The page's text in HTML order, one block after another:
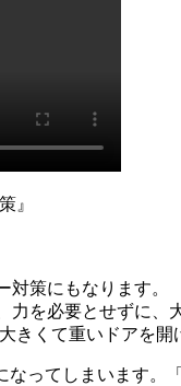
』
策にもなります。
を必要とせずに、
きくて重いドアを
なってしまいます。